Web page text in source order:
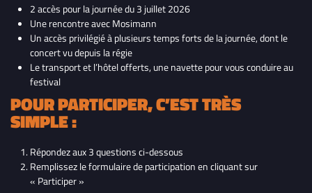
2 accès pour la journée du 3 juillet 2026
Une rencontre avec Mosimann
Un accès privilégié à plusieurs temps forts de la journée, dont le
concert vu depuis la régie
Le transport et l’hôtel offerts, une navette pour vous conduire au
festival
POUR PARTICIPER, C’EST TRÈS
SIMPLE :
Répondez aux 3 questions ci-dessous
Remplissez le formulaire de participation en cliquant sur
« Participer »